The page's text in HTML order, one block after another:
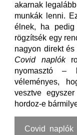
akarnak
munkák lenni.
élnek, ha pedig
rögzítsék egy
nagyon direkt
Covid naplók
nyomasztó –
véleményes,
vesztve
hordoz-e
Covid